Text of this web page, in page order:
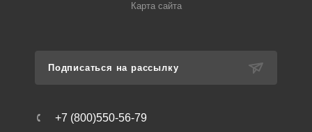
Карта сайта
Подписаться на рассылку
+7 (800)550-56-79